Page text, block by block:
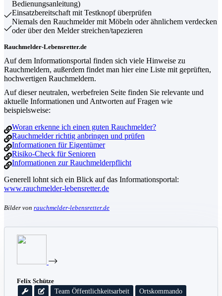
Bedienungsanleitung)
Einsatzbereitschaft mit Testknopf überprüfen
Niemals den Rauchmelder mit Möbeln oder ähnlichem verdecken
oder über den Melder streichen/tapezieren
Rauchmelder-Lebensretter.de
Auf dem Informationsportal finden sich viele Hinweise zu
Rauchmeldern, außerdem findet man hier eine Liste mit geprüften,
hochwertigen Rauchmeldern.
Auf dieser neutralen, werbefreien Seite finden Sie relevante und
aktuelle Informationen und Antworten auf Fragen wie
beispielsweise:
Woran erkenne ich einen guten Rauchmelder?
Rauchmelder richtig anbringen und prüfen
Informationen für Eigentümer
Risiko-Check für Senioren
Informationen zur Rauchmelderpflicht
Generell lohnt sich ein Blick auf das Informationsportal:
www.rauchmelder-lebensretter.de
Bilder von rauchmelder-lebensretter.de
Felix Schütze
Team Öffentlichkeitsarbeit Ortskommando